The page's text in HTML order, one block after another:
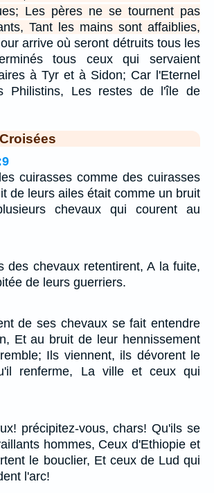
Les pères ne se tournent pas
Tant les mains sont affaiblies,
arrive où seront détruits tous les
tous ceux qui servaient
à Tyr et à Sidon; Car l'Eternel
Philistins, Les restes de l'île de
cuirasses comme des cuirasses
de leurs ailes était comme un bruit
chevaux qui courent au
des chevaux retentirent, A la fuite,
de leurs guerriers.
de ses chevaux se fait entendre
Et au bruit de leur hennissement
Ils viennent, ils dévorent le
renferme, La ville et ceux qui
précipitez-vous, chars! Qu'ils se
hommes, Ceux d'Ethiopie et
le bouclier, Et ceux de Lud qui
l'arc!